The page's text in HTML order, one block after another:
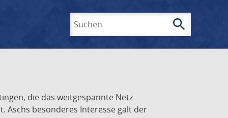
search
die das weitgespannte Netz
Aschs besonderes Interesse galt der